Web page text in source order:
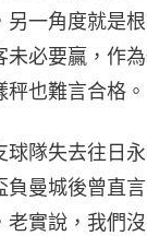
一角度就是
未必要贏，作
也難言合格。
球隊失去往日
負曼城後曾直
老實說，我們